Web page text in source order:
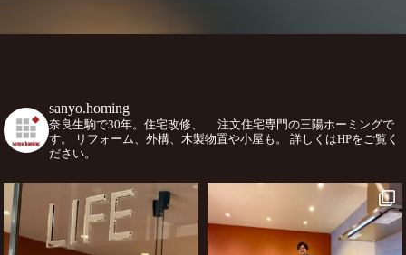
sanyo.homing
奈良生駒で30年。住宅改修、
注文住宅専門の三陽ホーミングで
す。
リフォーム、外構、木製物置や小屋も。
詳しくはHPをご覧く
ださい。